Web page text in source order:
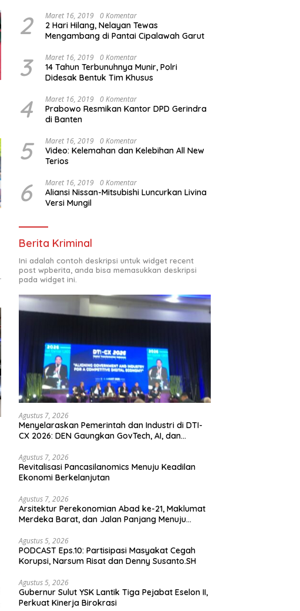
2 Maret 16, 2019 0 Komentar
2 Hari Hilang, Nelayan Tewas
Mengambang di Pantai Cipalawah Garut
3 Maret 16, 2019 0 Komentar
14 Tahun Terbunuhnya Munir, Polri
Didesak Bentuk Tim Khusus
4 Maret 16, 2019 0 Komentar
Prabowo Resmikan Kantor DPD Gerindra
di Banten
5 Maret 16, 2019 0 Komentar
Video: Kelemahan dan Kelebihan All New
Terios
6 Maret 16, 2019 0 Komentar
Aliansi Nissan-Mitsubishi Luncurkan Livina
Versi Mungil
Berita Kriminal
Ini adalah contoh deskripsi untuk widget recent
post wpberita, anda bisa memasukkan deskripsi
pada widget ini.
Agustus 7, 2026
Menyelaraskan Pemerintah dan Industri di DTI-
CX 2026: DEN Gaungkan GovTech, AI, dan
Kompetitif
Agustus 7, 2026
Revitalisasi Pancasilanomics Menuju Keadilan
Ekonomi Berkelanjutan
Agustus 7, 2026
Arsitektur Perekonomian Abad ke-21, Maklumat
Merdeka Barat, dan Jalan Panjang Menuju
Agustus 5, 2026
PODCAST Eps.10: Partisipasi Masyakat Cegah
Korupsi, Narsum Risat dan Denny Susanto.SH
Agustus 5, 2026
Gubernur Sulut YSK Lantik Tiga Pejabat Eselon II,
Perkuat Kinerja Birokrasi